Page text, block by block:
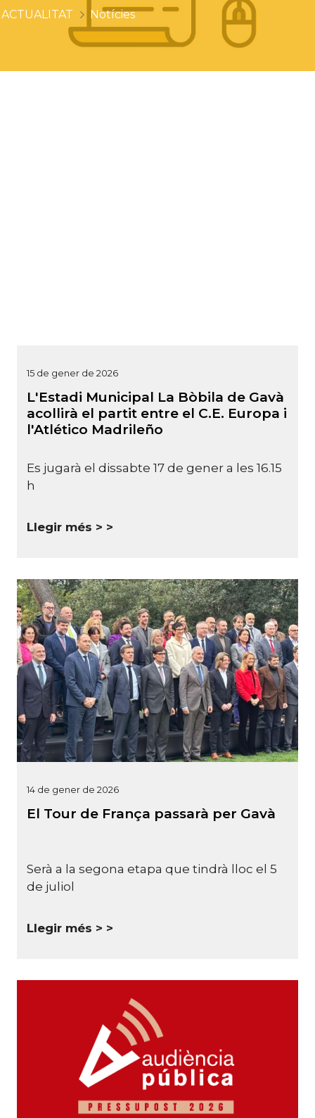
ACTUALITAT Notícies
15 de gener de 2026
L'Estadi Municipal La Bòbila de Gavà
acollirà el partit entre el C.E. Europa i
l'Atlético Madrileño
Es jugarà el dissabte 17 de gener a les 16.15
h
Llegir més >
14 de gener de 2026
El Tour de França passarà per Gavà
Serà a la segona etapa que tindrà lloc el 5
de juliol
Llegir més >